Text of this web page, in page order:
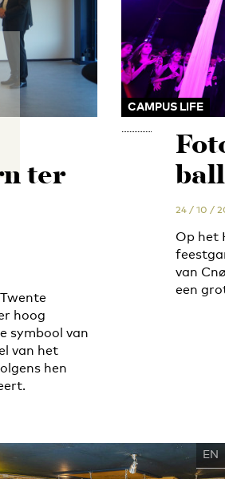
ter
hoog
symbool van
van het
hen
CAMPUS LIFE
24 / 10 /
Op het
van
een
EN